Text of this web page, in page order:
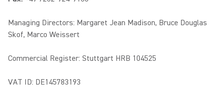
Managing Directors: Margaret Jean Madison, Bruce Douglas
Skof, Marco Weissert
Commercial Register: Stuttgart HRB 104525
VAT ID: DE145783193